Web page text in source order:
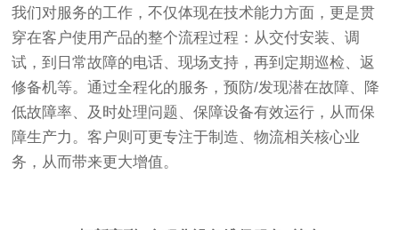
我们对服务的工作，不仅体现在技术能力方面，更是贯
穿在客户使用产品的整个流程过程：从交付安装、调
试，到日常故障的电话、现场支持，再到定期巡检、返
修备机等。通过全程化的服务，预防/发现潜在故障、降
低故障率、及时处理问题、保障设备有效运行，从而保
障生产力。客户则可更专注于制造、物流相关核心业
务，从而带来更大增值。